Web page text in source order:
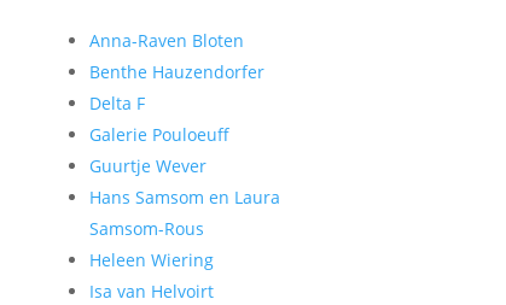
Anna-Raven Bloten
Benthe Hauzendorfer
Delta F
Galerie Pouloeuff
Guurtje Wever
Hans Samsom en Laura
Samsom-Rous
Heleen Wiering
Isa van Helvoirt